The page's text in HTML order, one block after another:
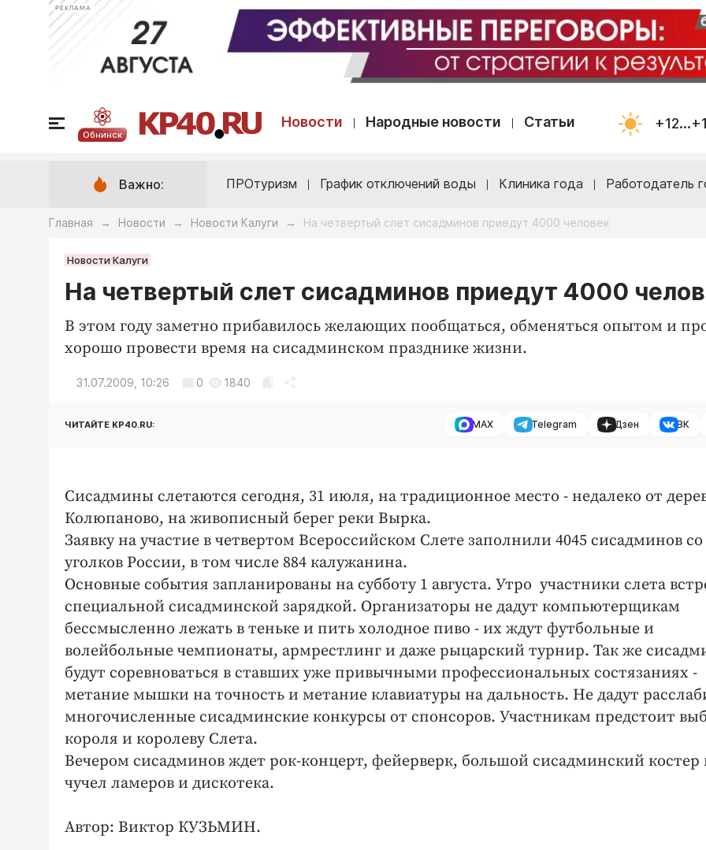
РЕКЛАМА
Обнинск
Новости Народные новости Статьи
Важно: ПРОтуризм График отключений воды Клиника года Работодатель
Главная → Новости → Новости Калуги → На четвертый слет сисадминов приедут 4000 человек
Новости Калуги
На четвертый слет сисадминов приедут 4000
В этом году заметно прибавилось желающих пообщаться, обменяться опытом и
хорошо провести время на сисадминском празднике жизни.
31.07.2009, 10:26 0 1840
ЧИТАЙТЕ KP40.RU: MAX Telegram Дзен ВК
Сисадмины слетаются сегодня, 31 июля, на традиционное место - недалеко от
Колюпаново, на живописный берег реки Вырка.
Заявку на участие в четвертом Всероссийском Слете заполнили 4045 сисадминов со
уголков России, в том числе 884 калужанина.
Основные события запланированы на субботу 1 августа. Утро участники слета
специальной сисадминской зарядкой. Организаторы не дадут компьютерщикам
бессмысленно лежать в теньке и пить холодное пиво - их ждут футбольные и
волейбольные чемпионаты, армрестлинг и даже рыцарский турнир. Так же
будут соревноваться в ставших уже привычными профессиональных состязаниях -
метание мышки на точность и метание клавиатуры на дальность. Не дадут
многочисленные сисадминские конкурсы от спонсоров. Участникам предстоит
короля и королеву Слета.
Вечером сисадминов ждет рок-концерт, фейерверк, большой сисадминский костер
чучел ламеров и дискотека.
Автор: Виктор КУЗЬМИН.